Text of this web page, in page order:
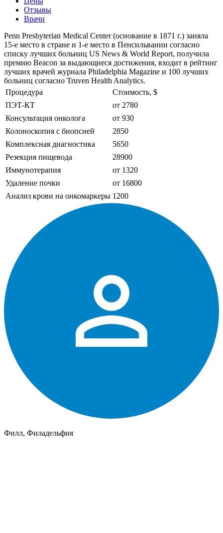
Отзывы
Врачи
Penn Presbyterian Medical Center (основание в 1871 г.) заняла
15-е место в стране и 1-е место в Пенсильвании согласно
списку лучших больниц US News & World Report, получила
премию Beacon за выдающиеся достижения, входит в рейтинг
лучших врачей журнала Philadelphia Magazine и 100 лучших
больниц согласно Truven Health Analytics.
Процедура
Стоимость, $
ПЭТ-КТ
от 2780
Консультация онколога
от 930
Колоноскопия с биопсией
2850
Комплексная диагностика
5650
Резекция пищевода
28900
Иммунотерапия
от 1320
Удаление почки
от 16800
Анализ крови на онкомаркеры 1200
Филл, Филадельфия